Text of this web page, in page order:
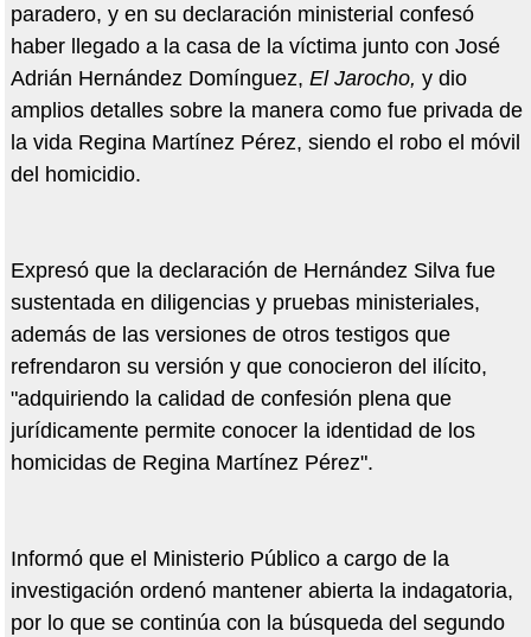
paradero, y en su declaración ministerial confesó
haber llegado a la casa de la víctima junto con José
Adrián Hernández Domínguez, El Jarocho, y dio
amplios detalles sobre la manera como fue privada de
la vida Regina Martínez Pérez, siendo el robo el móvil
del homicidio.
Expresó que la declaración de Hernández Silva fue
sustentada en diligencias y pruebas ministeriales,
además de las versiones de otros testigos que
refrendaron su versión y que conocieron del ilícito,
"adquiriendo la calidad de confesión plena que
jurídicamente permite conocer la identidad de los
homicidas de Regina Martínez Pérez".
Informó que el Ministerio Público a cargo de la
investigación ordenó mantener abierta la indagatoria,
por lo que se continúa con la búsqueda del segundo